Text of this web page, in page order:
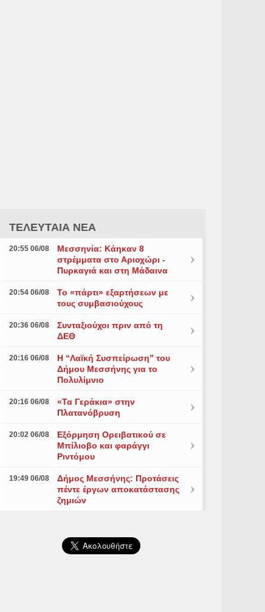
ΤΕΛΕΥΤΑΙΑ ΝΕΑ
20:55 06/08
Μεσσηνία: Κάηκαν 8
στρέμματα στο Αριοχώρι -
Πυρκαγιά και στη Μάδαινα
20:54 06/08
Το «πάρτι» εξαρτήσεων με
τους συμβασιούχους
20:36 06/08
Συνταξιούχοι πριν από τη
ΔΕΘ
20:16 06/08
Η “Λαϊκή Συσπείρωση” του
Δήμου Μεσσήνης για το
Πολυλίμνιο
20:16 06/08
«Τα Γεράκια» στην
Πλατανόβρυση
20:02 06/08
Εξόρμηση Ορειβατικού σε
Μπίλιοβο και φαράγγι
Ριντόμου
19:49 06/08
Δήμος Μεσσήνης: Προτάσεις
πέντε έργων αποκατάστασης
ζημιών